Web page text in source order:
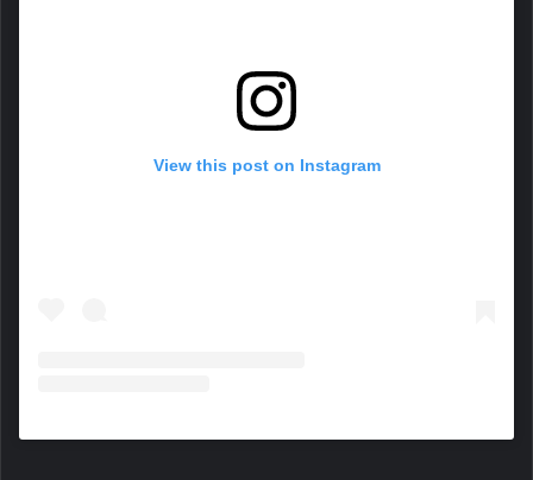
View this post on Instagram